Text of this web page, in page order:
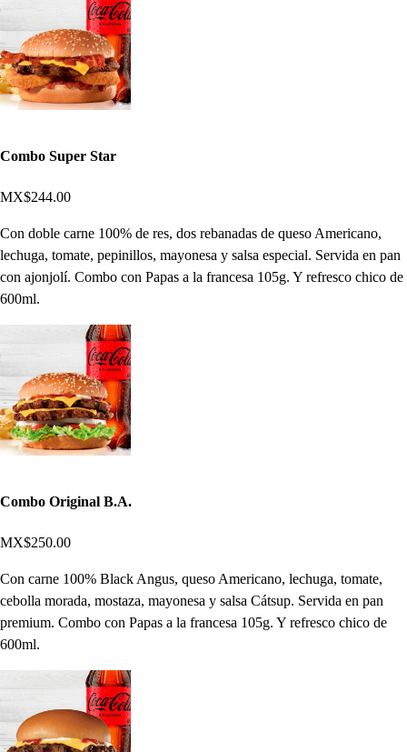
Combo Super Star
MX$244.00
Con doble carne 100% de res, dos rebanadas de queso Americano,
lechuga, tomate, pepinillos, mayonesa y salsa especial. Servida en pan
con ajonjolí. Combo con Papas a la francesa 105g. Y refresco chico de
600ml.
Combo Original B.A.
MX$250.00
Con carne 100% Black Angus, queso Americano, lechuga, tomate,
cebolla morada, mostaza, mayonesa y salsa Cátsup. Servida en pan
premium. Combo con Papas a la francesa 105g. Y refresco chico de
600ml.